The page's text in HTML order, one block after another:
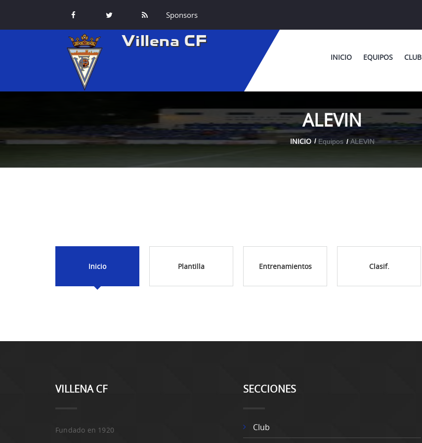
Sponsors
Villena CF
INICIO EQUIPOS CLUB
ALEVIN
INICIO Equipos ALEVIN
Inicio Plantilla Entrenamientos Clasif.
VILLENA CF
Fundado en 1920
SECCIONES
Club